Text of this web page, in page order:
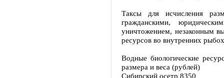
Таксы для исчисления
гражданскими,
уничтожением, незаконным
ресурсов во внутренних
Водные биологические
размера и веса (рублей)
Сибирский осетр 8350